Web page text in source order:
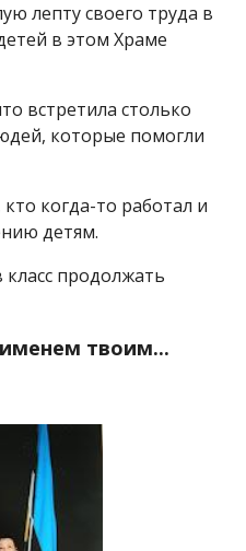
лепту своего труда в
в этом Храме
встретила столько
которые помогли
когда-то работал и
детям.
продолжать
твоим...